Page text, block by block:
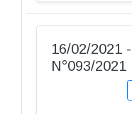
16/02/2021
N°093/2021